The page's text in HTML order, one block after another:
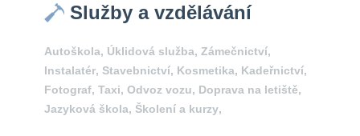
Služby a vzdělávání
Autoškola, Úklidová služba, Zámečnictví,
Instalatér, Stavebnictví, Kosmetika, Kadeřnictví,
Fotograf, Taxi, Odvoz vozu, Doprava na letiště,
Jazyková škola, Školení a kurzy,